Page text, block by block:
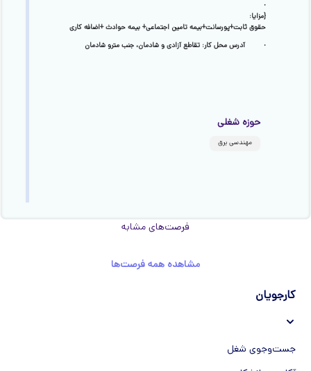
·
{مزایا:
حقوق ثابت+پورسانت+بیمه تامین اجتماعی+ بیمه حوادث +اضافه کاری
·آدرس محل کار: تقاطع آزادی و شادمان، جنب مترو شادمان
حوزه شغلی
مهندسی برق
فرصت‌های مشابه
مشاهده همه فرصت‌ها
کارجویان
جست‌و‌جوی شغل